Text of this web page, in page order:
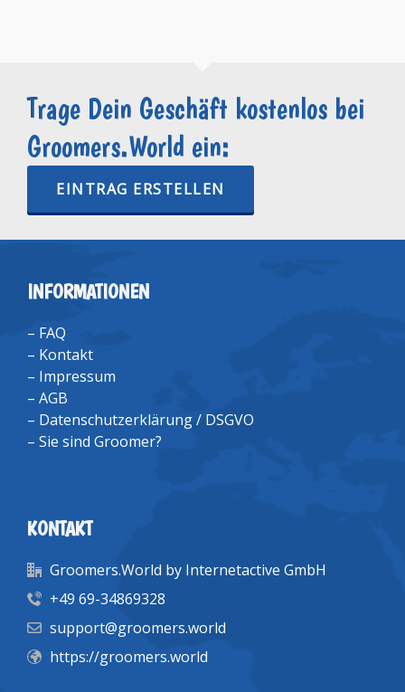
Trage Dein Geschäft kostenlos bei
Groomers.World ein:
EINTRAG ERSTELLEN
INFORMATIONEN
– FAQ
– Kontakt
– Impressum
– AGB
– Datenschutzerklärung / DSGVO
– Sie sind Groomer?
KONTAKT
Groomers.World by Internetactive GmbH
+49 69-34869328
support@groomers.world
https://groomers.world